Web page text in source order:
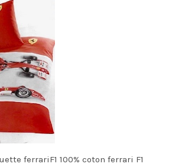
ferrariF1 100% coton ferrari F1